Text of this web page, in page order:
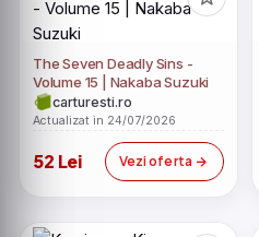
The Seven Deadly Sins -
Volume 15 | Nakaba Suzuki
carturesti.ro
Actualizat in 24/07/2026
52 Lei Vezi oferta